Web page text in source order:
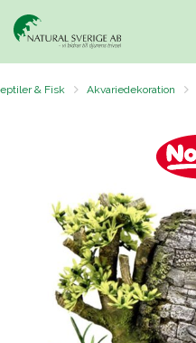
& Fisk Akvariedekoration